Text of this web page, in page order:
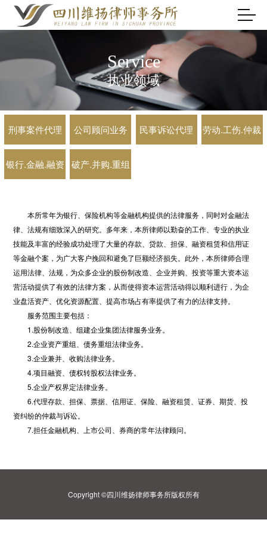
Service
执业领域
刑事案件代理 公司顾问业务 民事诉讼代理 劳动.工伤.仲裁
银行.金融.融资 破产.并购.重组
本所常年为银行、保险机构等金融机构提供的法律服务，同时对金融法
律、法规有细致深入的研究。多年来，本所律师以勤奋的工作、专业的执业
技能及丰富的经验成功处理了大量的存款、贷款、担保、融资租赁和信用证
等金融个案，为广大客户挽回和避免了巨额经济损失。此外，本所律师合理
运用法律、法规，为众多企业的股份制改造、企业并购、投资等重大资本运
营活动提供了有效的法律方案，从而使得资本运营活动得以顺利进行，为企
业盘活资产、优化资源配置、提高市场占有率提供了有力的法律支持。
服务范围主要包括：
1.股份制改造、组建企业集团法律服务业务。
2.企业资产重组、债务重组法律业务。
3.企业兼并、收购法律业务。
4.项目融资、债权转股权法律业务。
5.企业产权界定法律业务。
6.代理存款、担保、票据、信用证、保险、融资租赁、证券、期货、投
资纠纷的仲裁与诉讼。
7.担任金融机构、上市公司、券商的常年法律顾问。
Copyright ©四川维扬律师事务所版权所有